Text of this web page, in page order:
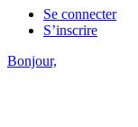
Se connecter
S’inscrire
Bonjour,